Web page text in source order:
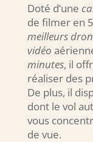
Doté d’une
de filmer en
meilleurs
vidéo
minutes, il
réaliser des
De plus, il
dont le vol
vous
de vue.